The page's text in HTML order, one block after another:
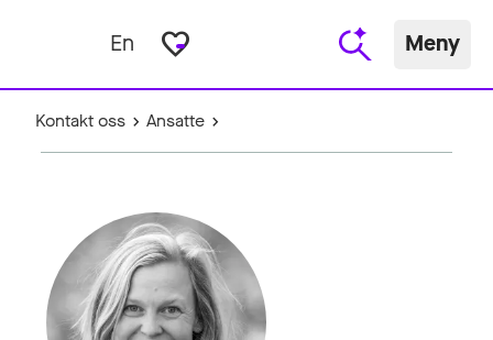
En favorite_border Meny
Kontakt oss Ansatte